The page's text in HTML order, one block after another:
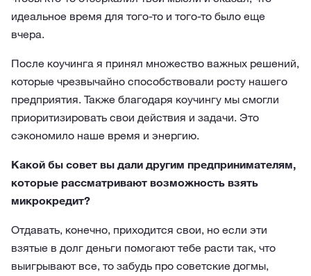
идеальное время для того-то и того-то было еще
вчера.
После коучинга я принял множество важных решений,
которые чрезвычайно способствовали росту нашего
предприятия. Также благодаря коучингу мы смогли
приоритизировать свои действия и задачи. Это
сэкономило наше время и энергию.
Какой бы совет вы дали другим предпринимателям,
которые рассматривают возможность взять
микрокредит?
Отдавать, конечно, приходится свои, но если эти
взятые в долг деньги помогают тебе расти так, что
выигрывают все, то забудь про советские догмы,